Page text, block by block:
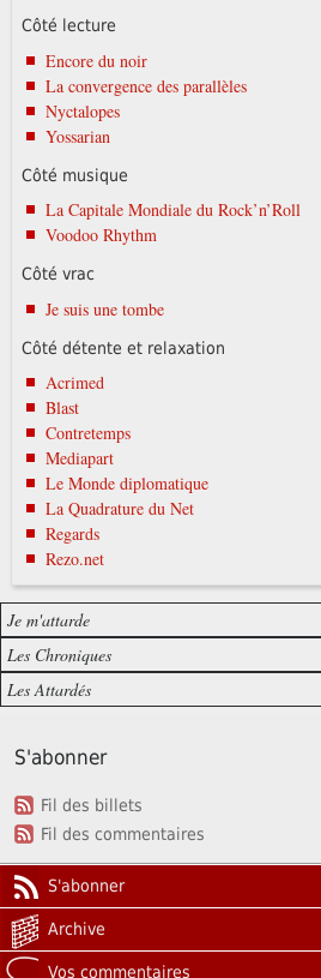
Côté lecture
Encore du noir
La convergence des parallèles
Nyctalopes
Yossarian
Côté musique
La Capitale Mondiale du Rock’n’Roll
Voodoo Rhythm
Côté vrac
Je suis une tombe
Côté détente et relaxation
Acrimed
Blast
Contretemps
Mediapart
Le Monde diplomatique
La Quadrature du Net
Regards
Rezo.net
Je m'attarde
Les Chroniques
Les Attardés
S'abonner
Fil des billets
Fil des commentaires
S'abonner
Archive
Vos commentaires